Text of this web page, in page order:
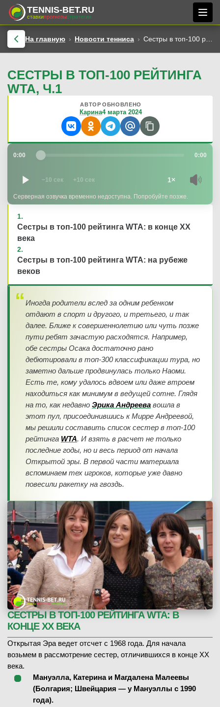
TENNIS-BET.RU
ставкипрогнозыстратегии
На главную Новости тенниса Сестры в топ-100 рейтинга WTA, ч.1
СЕСТРЫ В ТОП-100 РЕЙТИНГА
WTA, Ч.1
АВТОР
Карина
ОБНОВЛЕНО
4 марта 2024
0:00 0:00
−10 сек +10 сек 1×
Серверная озвучка временно недоступна. Попробуйте позже.
Сестры в топ-100 рейтинга WTA: в конце ХХ
века
Сестры в топ-100 рейтинга WTA: на рубеже
веков
Иногда родители вслед за одним ребенком
отдают в спорт и другого, и третьего, и так
далее. Ближе к совершеннолетию или чуть позже
пути ребят зачастую расходятся. Например,
обе сестры Осака достаточно рано
дебютировали в топ-300 классификации тура, но
заметно дальше продвинулась только Наоми.
Есть те, кому удалось вдвоем или даже втроем
находиться как минимум в ведущей сотне. Глядя
на то, как недавно Эрика Андреева вошла в
этот пул, присоединившись к Мирре Андреевой,
мы решили составить список сестер в топ-100
рейтинга WTA. И взять в расчет не только
последние годы, но и весь период от начала
Открытой эры. В первой части материала
вспоминаем тех игроков, которые уже давно
повесили ракетку на гвоздь.
СЕСТРЫ В ТОП-100 РЕЙТИНГА WTA: В
КОНЦЕ ХХ ВЕКА
Открытая Эра ведет отсчет с 1968 года. Для начала
возьмем в рассмотрение сестер, отличившихся в конце XX
века.
Мануэлла, Катерина и Магдалена Малеевы
(Болгария; Швейцария — у Мануэллы с 1990
года).